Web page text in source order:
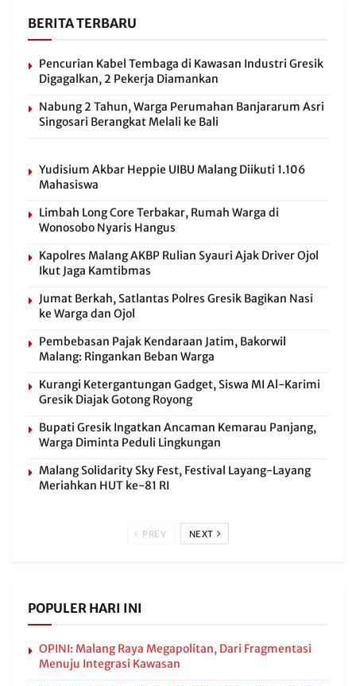
BERITA TERBARU
Pencurian Kabel Tembaga di Kawasan Industri Gresik
Digagalkan, 2 Pekerja Diamankan
Nabung 2 Tahun, Warga Perumahan Banjararum Asri
Singosari Berangkat Melali ke Bali
Yudisium Akbar Heppie UIBU Malang Diikuti 1.106
Mahasiswa
Limbah Long Core Terbakar, Rumah Warga di
Wonosobo Nyaris Hangus
Kapolres Malang AKBP Rulian Syauri Ajak Driver Ojol
Ikut Jaga Kamtibmas
Jumat Berkah, Satlantas Polres Gresik Bagikan Nasi
ke Warga dan Ojol
Pembebasan Pajak Kendaraan Jatim, Bakorwil
Malang: Ringankan Beban Warga
Kurangi Ketergantungan Gadget, Siswa MI Al-Karimi
Gresik Diajak Gotong Royong
Bupati Gresik Ingatkan Ancaman Kemarau Panjang,
Warga Diminta Peduli Lingkungan
Malang Solidarity Sky Fest, Festival Layang-Layang
Meriahkan HUT ke-81 RI
PREV NEXT
POPULER HARI INI
OPINI: Malang Raya Megapolitan, Dari Fragmentasi
Menuju Integrasi Kawasan